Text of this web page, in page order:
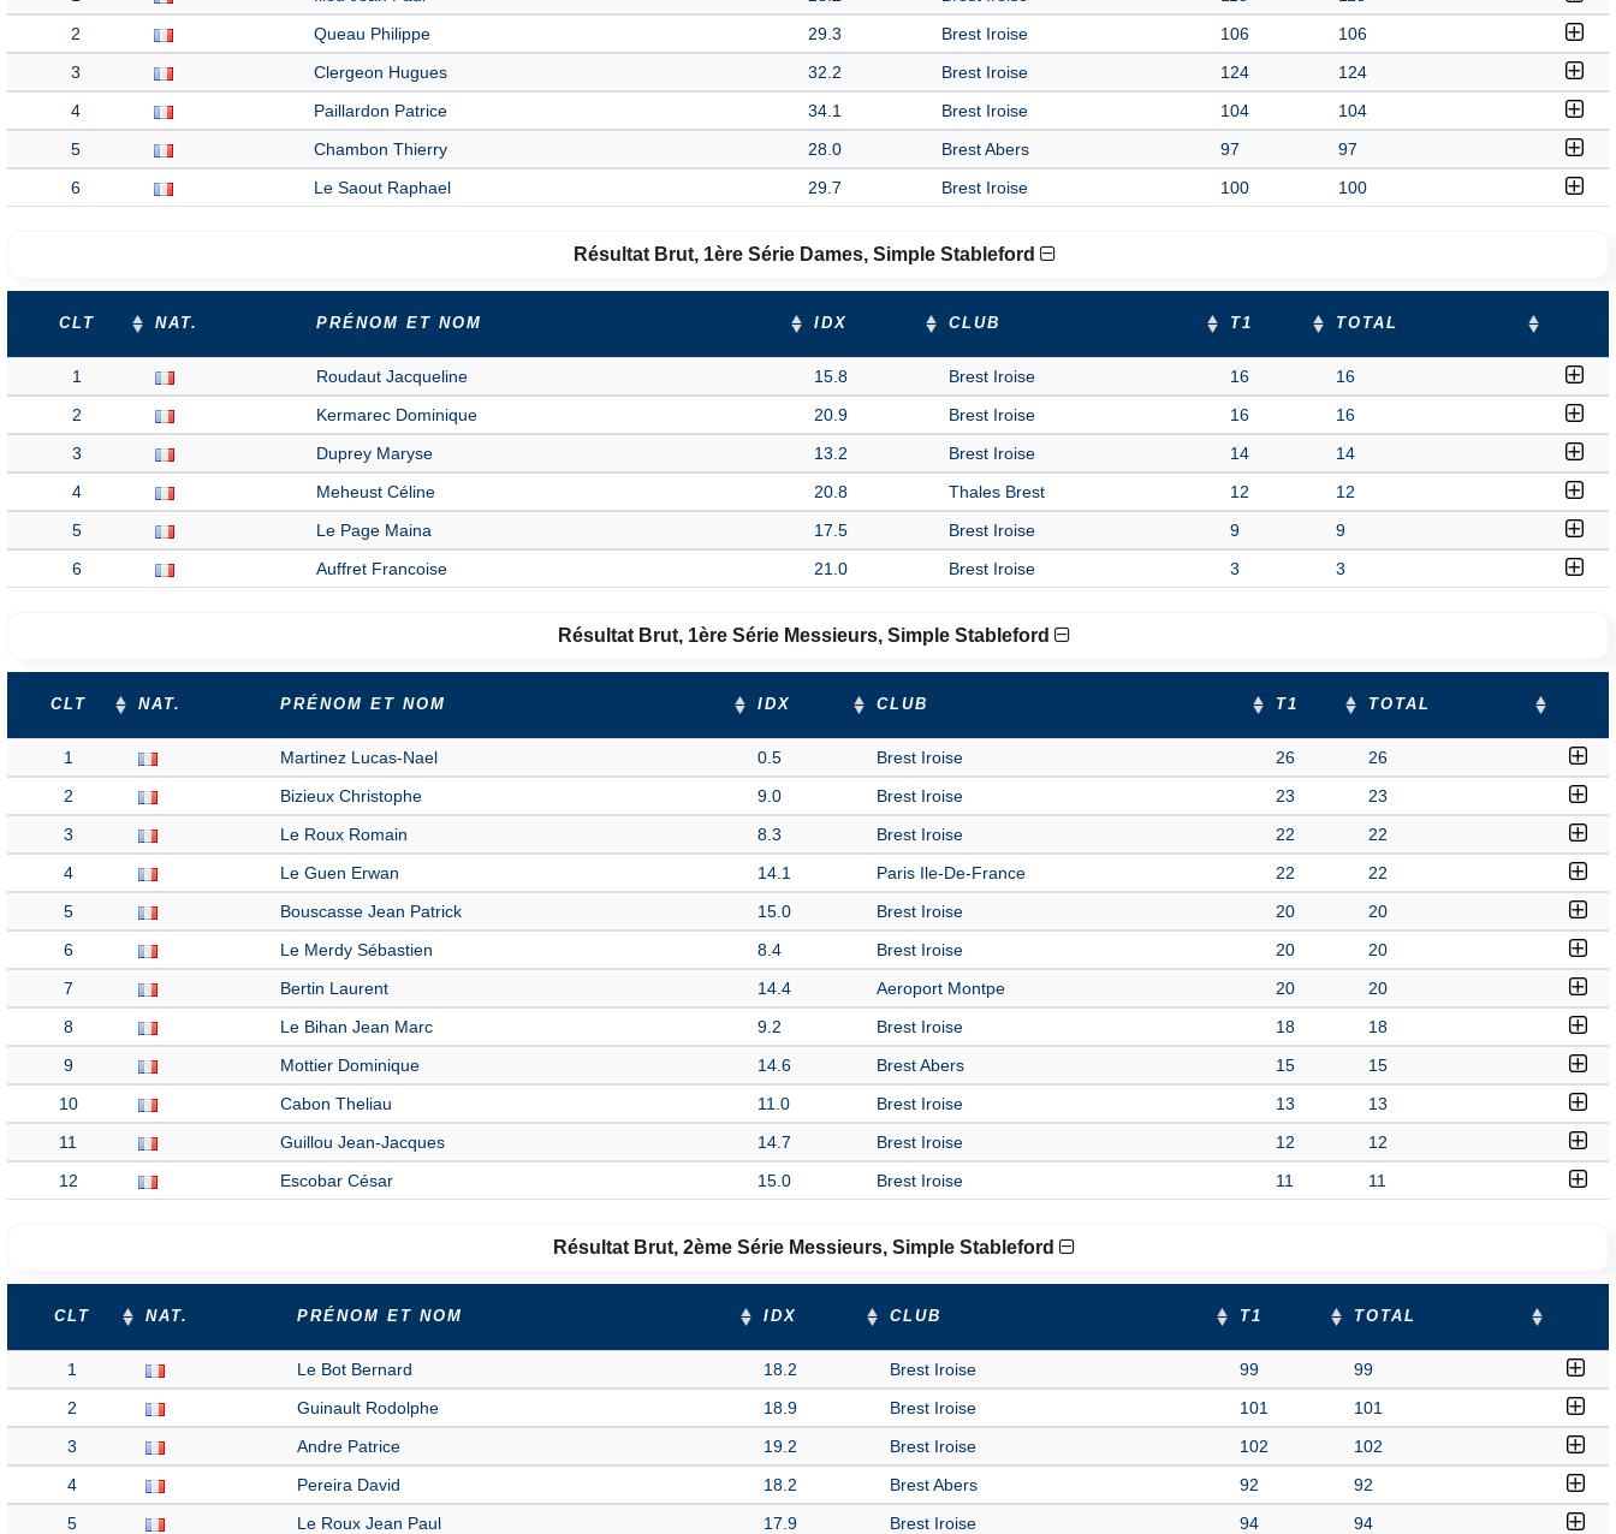
2
Queau Philippe 29.3 Brest Iroise 106
106
3
Clergeon Hugues 32.2 Brest Iroise 124
124
4
Paillardon Patrice 34.1 Brest Iroise 104
104
5
Chambon Thierry 28.0 Brest Abers 97
97
6
Le Saout Raphael 29.7 Brest Iroise 100 100
Résultat Brut, 1ère Série Dames, Simple Stableford
CLT NAT. PRÉNOM ET NOM IDX CLUB T1 TOTAL
1 Roudaut Jacqueline 15.8 Brest Iroise 16
16
2
Kermarec Dominique 20.9 Brest Iroise 16
16
3
Duprey Maryse 13.2 Brest Iroise 14
14
4
Meheust Céline 20.8 Thales Brest 12
12
5
Le Page Maina 17.5 Brest Iroise 9
9
6
Auffret Francoise 21.0 Brest Iroise 3 3
Résultat Brut, 1ère Série Messieurs, Simple Stableford
CLT NAT. PRÉNOM ET NOM IDX CLUB T1 TOTAL
1 Martinez Lucas-Nael 0.5 Brest Iroise 26
26
2
Bizieux Christophe 9.0 Brest Iroise 23
23
3
Le Roux Romain 8.3 Brest Iroise 22
22
4
Le Guen Erwan 14.1 Paris Ile-De-France 22
22
5
Bouscasse Jean Patrick 15.0 Brest Iroise 20
20
6
Le Merdy Sébastien 8.4 Brest Iroise 20
20
7
Bertin Laurent 14.4 Aeroport Montpe 20
20
8
Le Bihan Jean Marc 9.2 Brest Iroise 18
18
9
Mottier Dominique 14.6 Brest Abers 15
15
10
Cabon Theliau 11.0 Brest Iroise 13
13
11
Guillou Jean-Jacques 14.7 Brest Iroise 12
12
12
Escobar César 15.0 Brest Iroise 11 11
Résultat Brut, 2ème Série Messieurs, Simple Stableford
CLT NAT. PRÉNOM ET NOM IDX CLUB T1 TOTAL
1 Le Bot Bernard 18.2 Brest Iroise 99
99
2
Guinault Rodolphe 18.9 Brest Iroise 101
101
3
Andre Patrice 19.2 Brest Iroise 102
102
4
Pereira David 18.2 Brest Abers 92
92
5
Le Roux Jean Paul 17.9 Brest Iroise 94
94